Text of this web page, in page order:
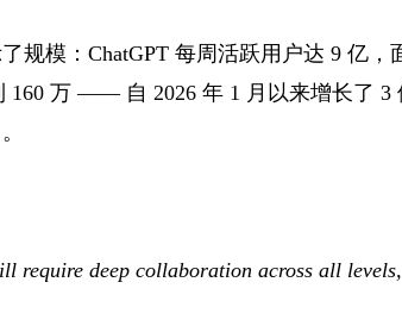
规模：ChatGPT 每周活跃用户达 9 亿
160 万 —— 自 2026 年 1 月以来增长了 3
require deep collaboration across all